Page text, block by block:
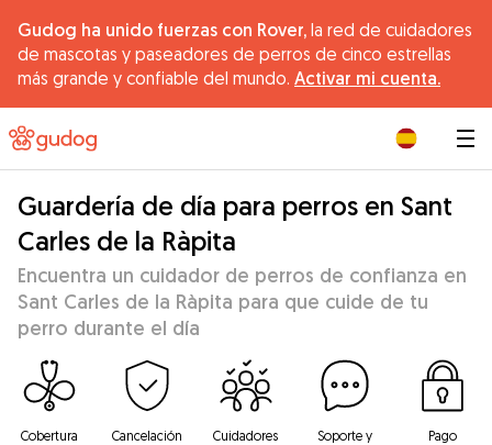
Gudog ha unido fuerzas con Rover, la red de cuidadores
de mascotas y paseadores de perros de cinco estrellas
más grande y confiable del mundo. Activar mi cuenta.
Guardería de día para perros en Sant
Carles de la Ràpita
Encuentra un cuidador de perros de confianza en
Sant Carles de la Ràpita para que cuide de tu
perro durante el día
Cobertura
Cancelación
Cuidadores
Soporte y
Pago